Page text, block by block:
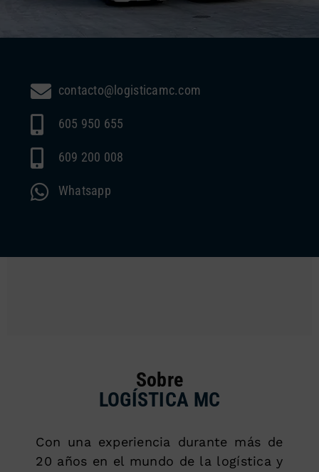
contacto@logisticamc.com
605 950 655
609 200 008
Whatsapp
Sobre
LOGÍSTICA MC
Con una experiencia durante más de
20 años en el mundo de la logística y